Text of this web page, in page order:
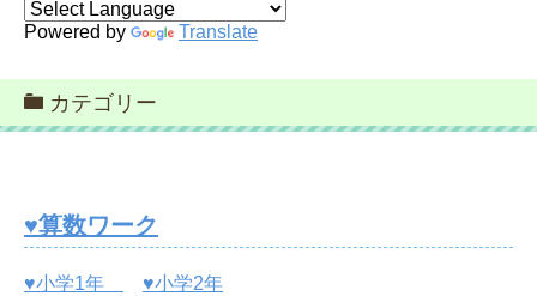
Powered by Translate
カテゴリー
♥算数ワーク
♥小学1年 ♥小学2年